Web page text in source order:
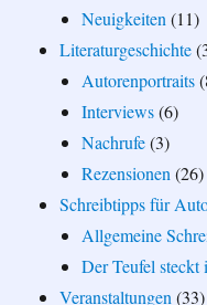
Neuigkeiten (11)
Literaturgeschichte
Autorenportraits
Interviews(6)
Nachrufe(3)
Rezensionen (26)
Schreibtipps für
Allgemeine
Der Teufel steckt
Veranstaltungen (33)